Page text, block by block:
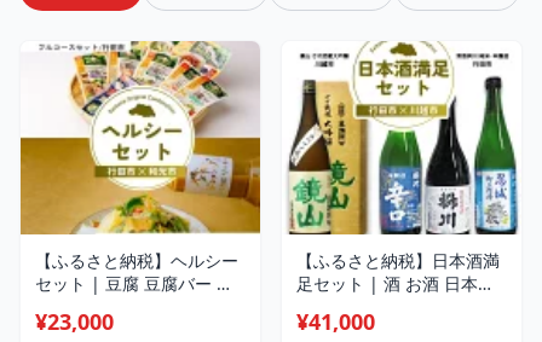
【ふるさと納税】ヘルシー
セット | 豆腐 豆腐バー 大
グ ダイエット 健康 ヘルシ
¥23,000
【ふるさと納税】日本酒満
足セット | 酒 お酒 日本酒
県庁
¥41,000